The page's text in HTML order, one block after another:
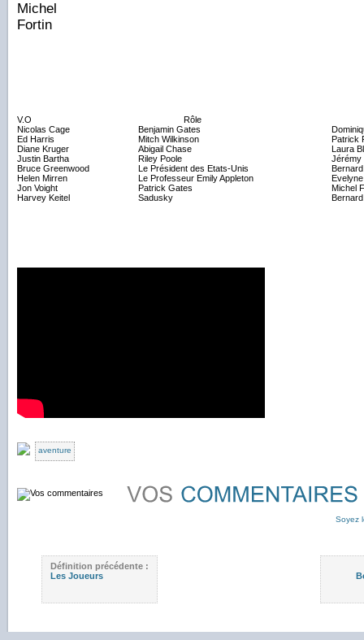
Michel
Fortin
V.O
Rôle
Nicolas Cage
Benjamin Gates
Ed Harris
Mitch Wilkinson
Patrick
Diane Kruger
Abigail Chase
Laura
Justin Bartha
Riley Poole
Jérémy
Bruce Greenwood
Le Président des Etats-Unis
Helen Mirren
Le Professeur Emily Appleton
Jon Voight
Patrick Gates
Michel
Harvey Keitel
Sadusky
aventure
Soyez
Définition précédente :
Les Joueurs